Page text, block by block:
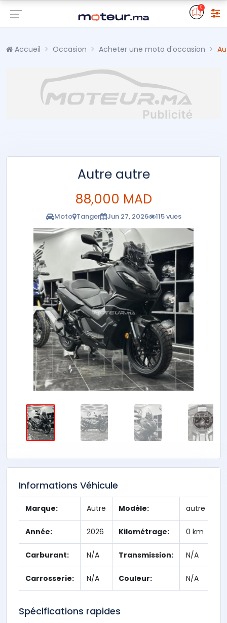
0
Accueil Occasion Acheter une moto d'occasion
Autre autre
88,000 MAD
Moto Tanger Jun 27, 2026 115 vues
Informations Véhicule
Marque: Autre Modèle: autre
Année: 2026 Kilométrage: 0 km
Carburant: N/A Transmission: N/A
Carrosserie: N/A Couleur: N/A
Spécifications rapides